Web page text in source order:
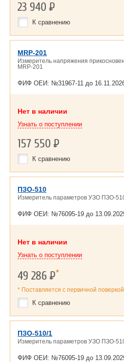
23 940Р
К сравнению
MRP-201
Измеритель напряжения
MRP-201
ФИФ ОЕИ: №31967-11 до
Нет в наличии
Узнать о поступлении
157 550Р
К сравнению
ПЗО-510
Измеритель параметров УЗО ПЗО-
ФИФ ОЕИ: №76095-19 до
Нет в наличии
Узнать о поступлении
49 286Р*
* Поставляется с первичной поверкой
К сравнению
ПЗО-510/1
Измеритель параметров УЗО ПЗО-
ФИФ ОЕИ: №76095-19 до